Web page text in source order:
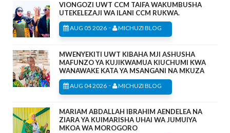
VIONGOZI UWT CCM TAIFA WAKUMBUSHA
UTEKELEZAJI WA ILANI CCM RUKWA.
AUG 05 2026 - MICHUZI BLOG
MWENYEKITI UWT KIBAHA MJI ASHUSHA
MAFUNZO YA KUJIKWAMUA KIUCHUMI KWA
WANAWAKE KATA YA MSANGANI NA MKUZA
AUG 04 2026 - MICHUZI BLOG
MARIAM ABDALLAH IBRAHIM AENDELEA NA
ZIARA YA KUIMARISHA UHAI WA JUMUIYA
MKOA WA MOROGORO